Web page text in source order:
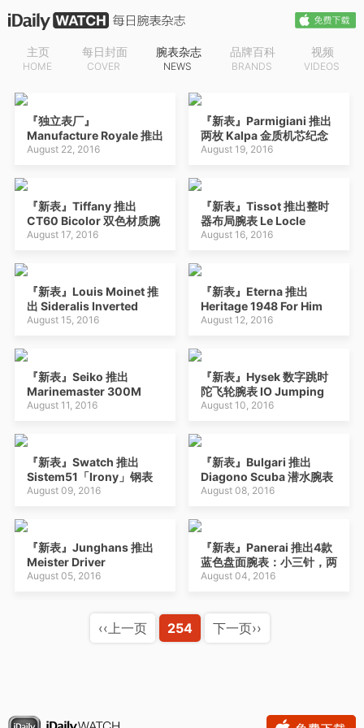
主页
HOME
每日封面
COVER
腕表杂志
NEWS
品牌百科
BRANDS
视频
VIDEOS
『独立表厂』
Manufacture Royale 推出
1770 Haute Voltige 双时
August 22, 2016
『新表』Parmigiani 推出
两枚 Kalpa 金质机芯纪念
版女表：Piccola + Donna
August 19, 2016
『新表』Tiffany 推出
CT60 Bicolor 双色材质腕
表：大三针+计时码表
August 17, 2016
『新表』Tissot 推出整时
器布局腕表 Le Locle
Regulateur
August 16, 2016
『新表』Louis Moinet 推
出 Sideralis Inverted
Double Tourbillon 陀飞轮
August 15, 2016
『新表』Eterna 推出
Heritage 1948 For Him
Reveil 复古闹表
August 12, 2016
『新表』Seiko 推出
Marinemaster 300M
SLA015 德国版限量潜水表
August 11, 2016
『新表』Hysek 数字跳时
陀飞轮腕表 IO Jumping
Hours Central
August 10, 2016
『新表』Swatch 推出
Sistem51「Irony」钢表
腕表
August 09, 2016
『新表』Bulgari 推出
Diagono Scuba 潜水腕表
蓝色表盘版本
August 08, 2016
『新表』Junghans 推出
Meister Driver
Chronoscope 计时码表
August 05, 2016
『新表』Panerai 推出4款
蓝色盘面腕表：小三针，两
地时，长动力
August 04, 2016
‹‹上一页 254 下一页››